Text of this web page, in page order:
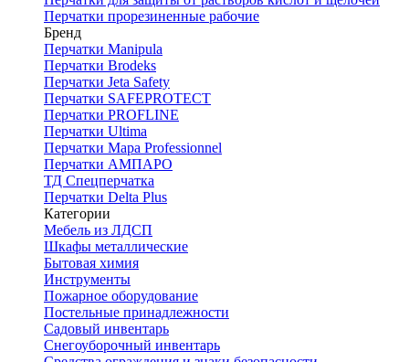
Перчатки прорезиненные рабочие
Бренд
Перчатки Manipula
Перчатки Brodeks
Перчатки Jeta Safety
Перчатки SAFEPROTECT
Перчатки PROFLINE
Перчатки Ultima
Перчатки Мара Professionnel
Перчатки АМПАРО
ТД Спецперчатка
Перчатки Delta Plus
Категории
Мебель из ЛДСП
Шкафы металлические
Бытовая химия
Инструменты
Пожарное оборудование
Постельные принадлежности
Садовый инвентарь
Снегоуборочный инвентарь